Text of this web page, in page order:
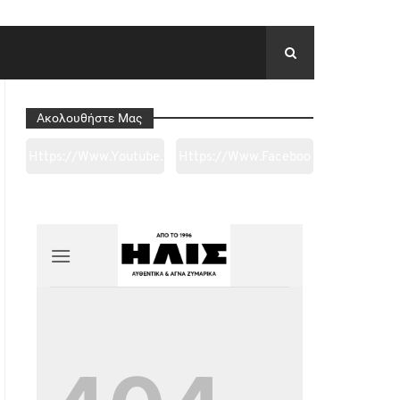
Ακολουθήστε Μας
2ge3sheyTkgpAkeBan
Ref=pages_you_mana